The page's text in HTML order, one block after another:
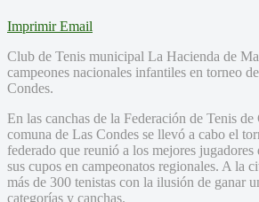
Imprimir Email
Club de Tenis municipal La Hacienda de
campeones nacionales infantiles en torneo
Condes.
En las canchas de la Federación de Tenis
comuna de Las Condes se llevó a cabo el
federado que reunió a los mejores jugadores
sus cupos en campeonatos regionales. A la
más de 300 tenistas con la ilusión de ganar
categorías y canchas.